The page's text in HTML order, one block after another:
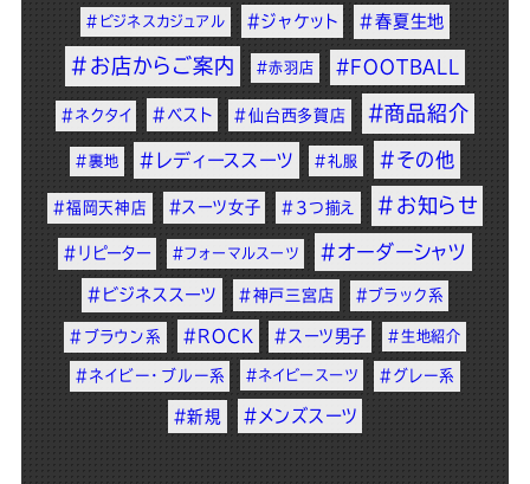
#ビジネスカジュアル #ジャケット #春夏生地
#お店からご案内 #赤羽店 #FOOTBALL
#ネクタイ #ベスト #仙台西多賀店 #商品紹介
#裏地 #レディーススーツ #礼服 #その他
#福岡天神店 #スーツ女子 #3つ揃え #お知らせ
#リピーター #フォーマルスーツ #オーダーシャツ
#ビジネススーツ #神戸三宮店 #ブラック系
#ブラウン系 #ROCK #スーツ男子 #生地紹介
#ネイビー・ブルー系 #ネイビースーツ #グレー系
#新規 #メンズスーツ